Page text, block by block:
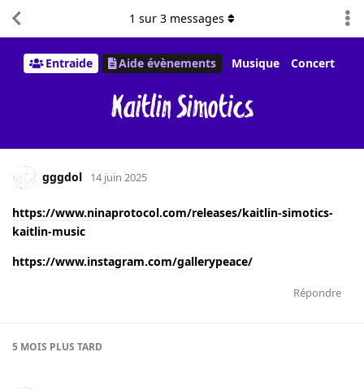
Entraide Aide évènements Musique Concert
Kaitlin Simotics
1 sur 3 messages
gggdol 14 juin 2025
https://www.ninaprotocol.com/releases/kaitlin-simotics-
kaitlin-music
https://www.instagram.com/gallerypeace/
Répondre
5 MOIS PLUS TARD